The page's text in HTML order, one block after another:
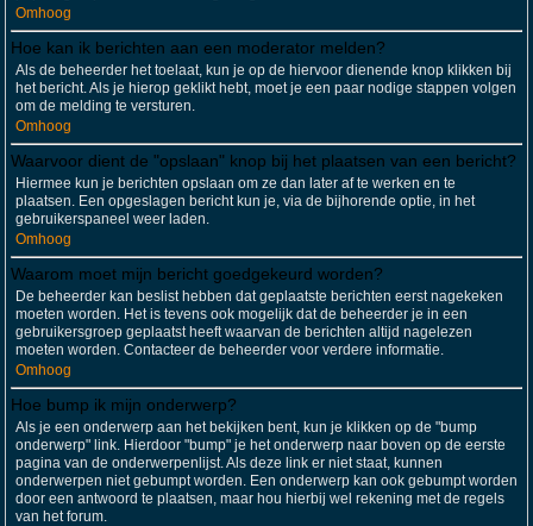
Omhoog
Hoe kan ik berichten aan een moderator melden?
Als de beheerder het toelaat, kun je op de hiervoor dienende knop klikken bij
het bericht. Als je hierop geklikt hebt, moet je een paar nodige stappen volgen
om de melding te versturen.
Omhoog
Waarvoor dient de "opslaan" knop bij het plaatsen van een bericht?
Hiermee kun je berichten opslaan om ze dan later af te werken en te
plaatsen. Een opgeslagen bericht kun je, via de bijhorende optie, in het
gebruikerspaneel weer laden.
Omhoog
Waarom moet mijn bericht goedgekeurd worden?
De beheerder kan beslist hebben dat geplaatste berichten eerst nagekeken
moeten worden. Het is tevens ook mogelijk dat de beheerder je in een
gebruikersgroep geplaatst heeft waarvan de berichten altijd nagelezen
moeten worden. Contacteer de beheerder voor verdere informatie.
Omhoog
Hoe bump ik mijn onderwerp?
Als je een onderwerp aan het bekijken bent, kun je klikken op de "bump
onderwerp" link. Hierdoor "bump" je het onderwerp naar boven op de eerste
pagina van de onderwerpenlijst. Als deze link er niet staat, kunnen
onderwerpen niet gebumpt worden. Een onderwerp kan ook gebumpt worden
door een antwoord te plaatsen, maar hou hierbij wel rekening met de regels
van het forum.